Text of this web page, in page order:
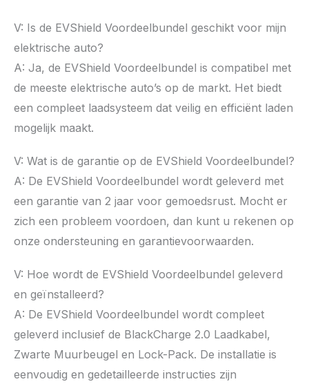
V: Is de EVShield Voordeelbundel geschikt voor mijn
elektrische auto?
A: Ja, de EVShield Voordeelbundel is compatibel met
de meeste elektrische auto’s op de markt. Het biedt
een compleet laadsysteem dat veilig en efficiënt laden
mogelijk maakt.
V: Wat is de garantie op de EVShield Voordeelbundel?
A: De EVShield Voordeelbundel wordt geleverd met
een garantie van 2 jaar voor gemoedsrust. Mocht er
zich een probleem voordoen, dan kunt u rekenen op
onze ondersteuning en garantievoorwaarden.
V: Hoe wordt de EVShield Voordeelbundel geleverd
en geïnstalleerd?
A: De EVShield Voordeelbundel wordt compleet
geleverd inclusief de BlackCharge 2.0 Laadkabel,
Zwarte Muurbeugel en Lock-Pack. De installatie is
eenvoudig en gedetailleerde instructies zijn